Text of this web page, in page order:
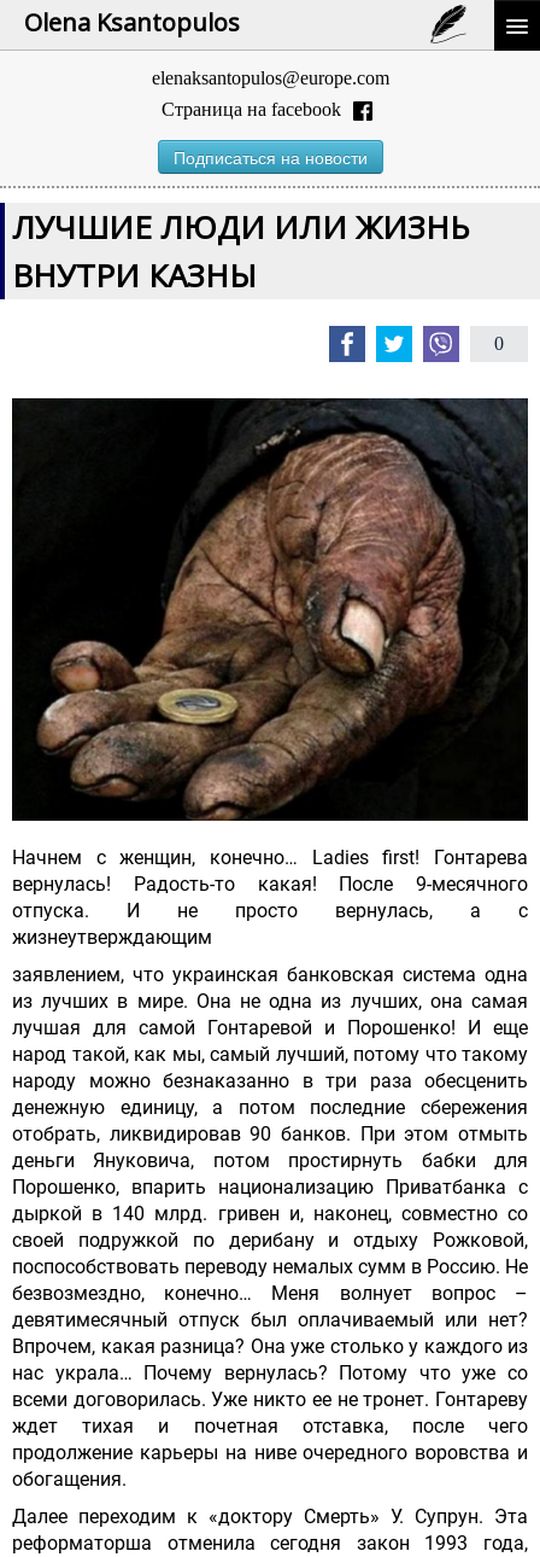
Olena Ksantopulos
elenaksantopulos@europe.com
Страница на facebook
Подписаться на новости
ЛУЧШИЕ ЛЮДИ ИЛИ ЖИЗНЬ
ВНУТРИ КАЗНЫ
0
Начнем с женщин, конечно… Ladies first! Гонтарева
вернулась! Радость-то какая! После 9-месячного
отпуска. И не просто вернулась, а с
жизнеутверждающим
заявлением, что украинская банковская система одна
из лучших в мире. Она не одна из лучших, она самая
лучшая для самой Гонтаревой и Порошенко! И еще
народ такой, как мы, самый лучший, потому что такому
народу можно безнаказанно в три раза обесценить
денежную единицу, а потом последние сбережения
отобрать, ликвидировав 90 банков. При этом отмыть
деньги Януковича, потом простирнуть бабки для
Порошенко, впарить национализацию Приватбанка с
дыркой в 140 млрд. гривен и, наконец, совместно со
своей подружкой по дерибану и отдыху Рожковой,
поспособствовать переводу немалых сумм в Россию. Не
безвозмездно, конечно… Меня волнует вопрос –
девятимесячный отпуск был оплачиваемый или нет?
Впрочем, какая разница? Она уже столько у каждого из
нас украла… Почему вернулась? Потому что уже со
всеми договорилась. Уже никто ее не тронет. Гонтареву
ждет тихая и почетная отставка, после чего
продолжение карьеры на ниве очередного воровства и
обогащения.
Далее переходим к «доктору Смерть» У. Супрун. Эта
реформаторша отменила сегодня закон 1993 года,